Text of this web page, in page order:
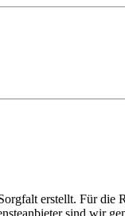
erstellt. Für
sind wir